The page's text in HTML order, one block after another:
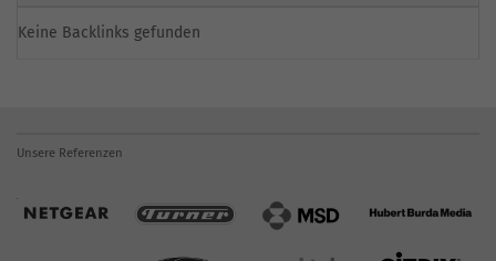
Keine Backlinks gefunden
Unsere Referenzen